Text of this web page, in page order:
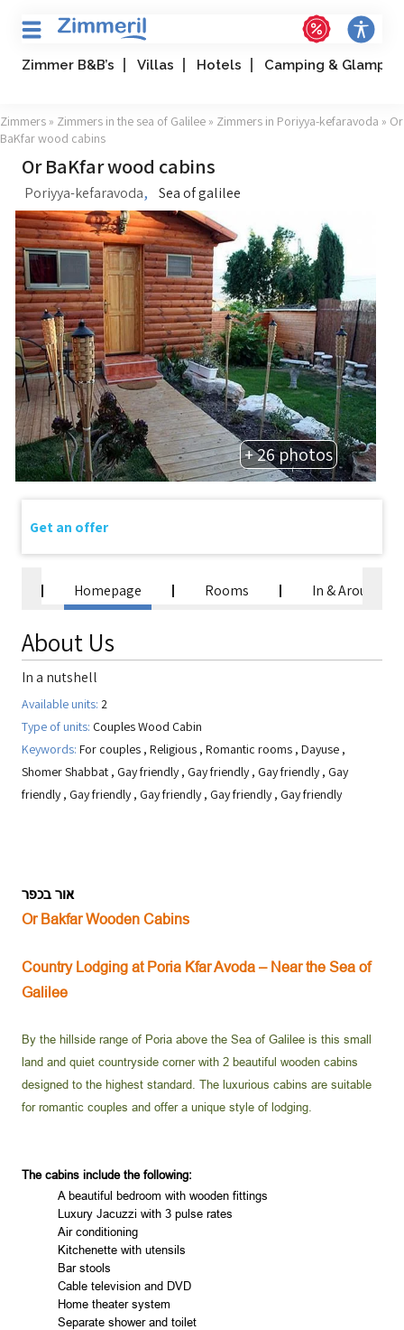
Zimmer B&B’s Villas Hotels Camping &
Zimmers » Zimmers in the sea of Galilee » Zimmers in Poriyya-kefaravoda » Or
BaKfar wood cabins
Or BaKfar wood cabins
Poriyya-kefaravoda, Sea of galilee
+ 26 photos
Homepage Rooms In & Around
About Us
In a nutshell
Available units: 2
Type of units: Couples Wood Cabin
Keywords: For couples , Religious , Romantic rooms , Dayuse ,
Shomer Shabbat , Gay friendly, Gay friendly, Gay friendly, Gay
friendly, Gay friendly, Gay friendly, Gay friendly, Gay friendly
אור בכפר
Or Bakfar Wooden Cabins
Country Lodging at Poria Kfar Avoda – Near the Sea of
Galilee
By the hillside range of Poria above the Sea of Galilee is this small
land and quiet countryside corner with 2 beautiful wooden cabins
designed to the highest standard. The luxurious cabins are suitable
for romantic couples and offer a unique style of lodging.
The cabins include the following:
A beautiful bedroom with wooden fittings
Luxury Jacuzzi with 3 pulse rates
Air conditioning
Kitchenette with utensils
Bar stools
Cable television and DVD
Home theater system
Separate shower and toilet
Get an offer